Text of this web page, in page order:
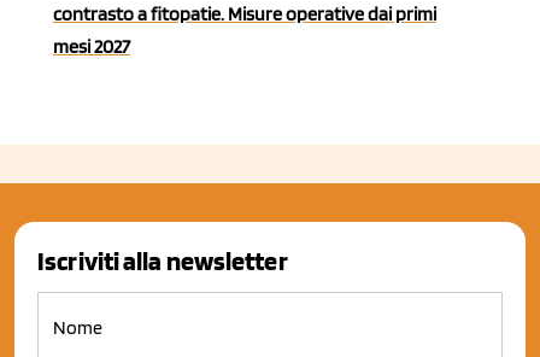
contrasto a fitopatie. Misure operative dai primi
mesi 2027
Iscriviti alla newsletter